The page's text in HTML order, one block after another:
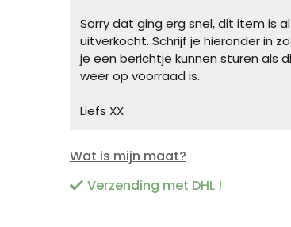
Sorry dat ging erg snel, dit item is al
uitverkocht. Schrijf je hieronder in
je een berichtje kunnen sturen als
weer op voorraad is.
Liefs XX
Wat is mijn maat?
Verzending met DHL !